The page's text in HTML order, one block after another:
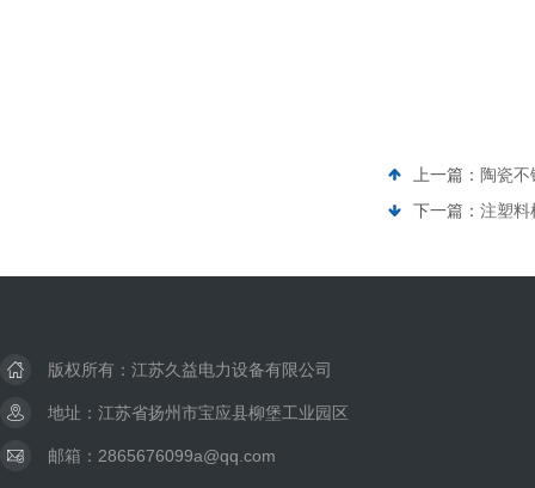
上一篇： 陶瓷
下一篇： 注塑料
版权所有：江苏久益电力设备有限公司
地址：江苏省扬州市宝应县柳堡工业园区
邮箱：2865676099a@qq.com